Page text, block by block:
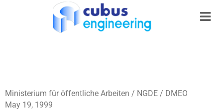
Ministerium für öffentliche Arbeiten / NGDE / DMEO
May 19, 1999